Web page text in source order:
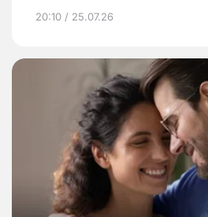
20:10 / 25.07.26